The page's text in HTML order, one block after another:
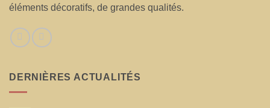
éléments décoratifs, de grandes qualités.
DERNIÈRES ACTUALITÉS